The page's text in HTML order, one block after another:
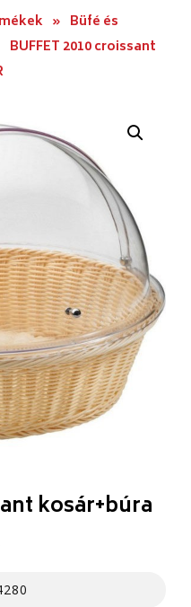
» Büfé és
BUFFET 2010 croissant
kosár+búra